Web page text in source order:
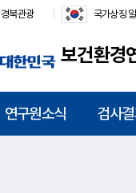
보건환경
경북관광 국가상징
연구원소식 검사